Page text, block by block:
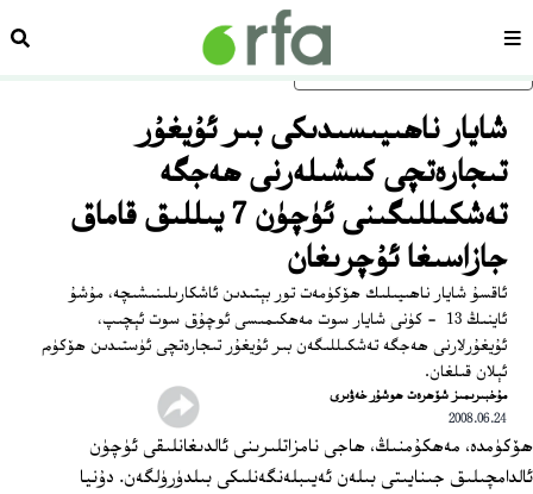
ئاساسلىق مەزمۇنغا ئاتلاڭسەھىپە
شايار ناھىيىسىدىكى بىر ئۇيغۇر
تىجارەتچى كىشىلەرنى ھەجگە
تەشكىللىگىنى ئۈچۈن 7 يىللىق قاماق
جازاسىغا ئۇچرىغان
ئاقسۇ شايار ناھىيىلىك ھۆكۈمەت تور بېتىدىن ئاشكارىلىنىشىچە، مۇشۇ
ئاينىڭ 13 ‏ - كۈنى شايار سوت مەھكىمىسى ئوچۇق سوت ئېچىپ،
ئۇيغۇرلارنى ھەجگە تەشكىللىگەن بىر ئۇيغۇر تىجارەتچى ئۈستىدىن ھۆكۈم
ئېلان قىلغان.
مۇخبىرىمىز شۆھرەت ھوشۇر خەۋىرى
2008.06.24
ھۆكۈمدە، مەھكۇمنىڭ، ھاجى نامزاتلىرىنى ئالدىغانلىقى ئۈچۈن
ئالدامچىلىق جىنايىتى بىلەن ئەيىبلەنگەنلىكى بىلدۈرۈلگەن. دۇنيا